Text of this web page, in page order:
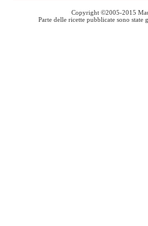
Copyright ©2005-2015
Parte delle ricette pubblicate sono state